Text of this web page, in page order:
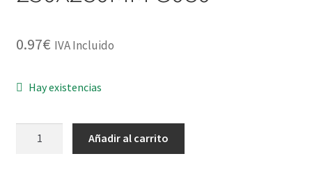
0.97€ IVA Incluido
Hay existencias
Añadir al carrito